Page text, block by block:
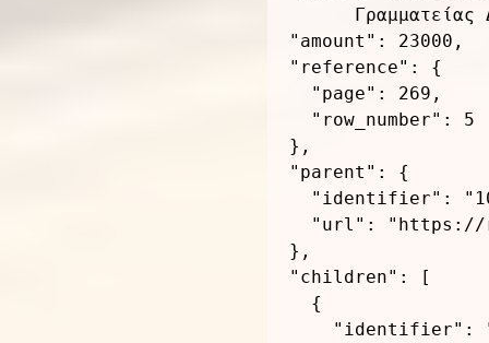
Γραμματείας
"amount" : 23000 ,
"reference" :
{
"page" : 269 ,
"row_number" :
5
} ,
"parent" :
{
"identifier" :
"url" :
"https://
} ,
"children" :
[
{
"identifier" :